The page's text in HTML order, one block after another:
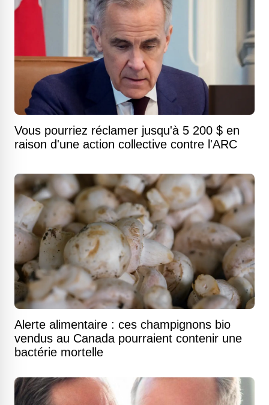
Vous pourriez réclamer jusqu'à 5 200 $ en
raison d'une action collective contre l'ARC
Alerte alimentaire : ces champignons bio
vendus au Canada pourraient contenir une
bactérie mortelle